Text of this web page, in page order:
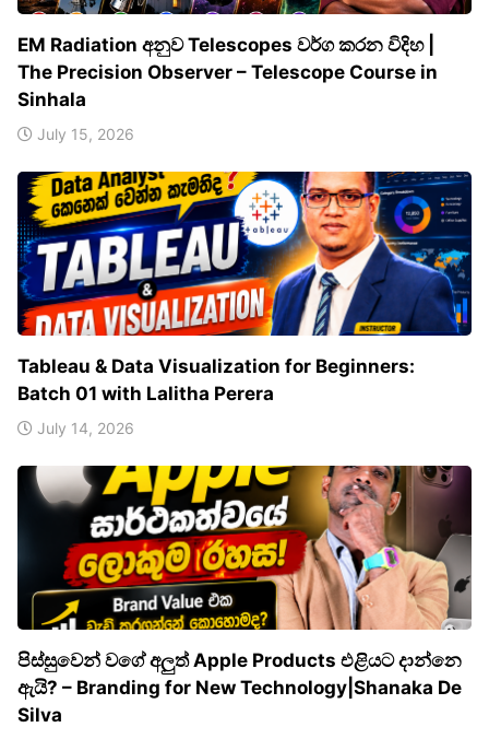
EM Radiation අනුව Telescopes වර්ග කරන විදිහ |
The Precision Observer – Telescope Course in
Sinhala
July 15, 2026
Tableau & Data Visualization for Beginners:
Batch 01 with Lalitha Perera
July 14, 2026
පිස්සුවෙන් වගේ අලුත් Apple Products එළියට දාන්නෙ
ඇයි? – Branding for New Technology|Shanaka De
Silva